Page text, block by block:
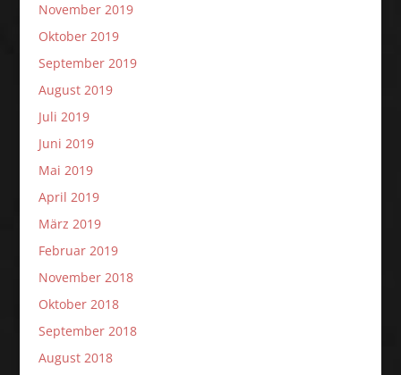
November 2019
Oktober 2019
September 2019
August 2019
Juli 2019
Juni 2019
Mai 2019
April 2019
März 2019
Februar 2019
November 2018
Oktober 2018
September 2018
August 2018